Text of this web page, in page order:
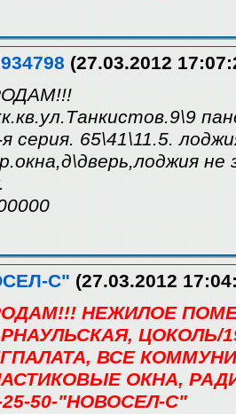
(27.03.2012
серия. 65\41\11.5.
не
С" (27.03.2012
НЕЖИЛОЕ
ЦОКОЛЬ/
ВСЕ
ОКНА,
25-50-"НОВОСЕЛ-С"